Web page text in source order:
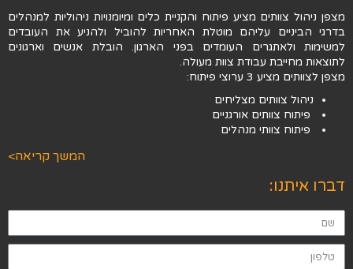
מצפן ניהול צוותים מציע פיתוח והקניית כלים ומיומנויות ניהוליות למנהלים
בדרגי הביניים עליהם מוטלת האחריות להוביל ולהניע את העובדים
למשימות ולאתגרים העומדים בפני הארגון. הובלת אנשים וארגונים
לתוצאות מחייבת עבודת צוות מעולה.
מצפן לצוותים מציע 3 ערוצי פיתוח:
ניהול צוותים מצליחים
פיתוח צוותים אורגניים
פיתוח צוותי מנהלים
המשך קריאה>
דברו איתנו: